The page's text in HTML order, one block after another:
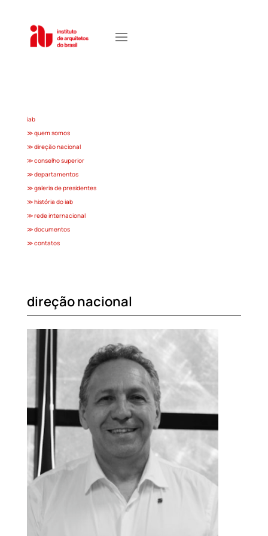
iab
≫ quem somos
≫ direção nacional
≫ conselho superior
≫ departamentos
≫ galeria de presidentes
≫ história do iab
≫ rede internacional
≫ documentos
≫ contatos
direção nacional